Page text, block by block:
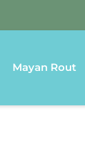
Mayan Rout